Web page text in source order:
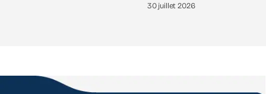
30 juillet 2026